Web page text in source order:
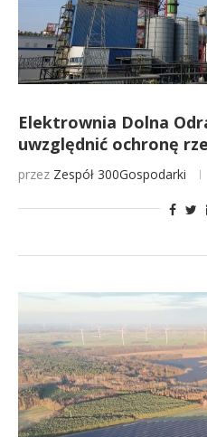
Elektrownia Dolna
uwzględnić ochronę
przez Zespół 300Gospodarki